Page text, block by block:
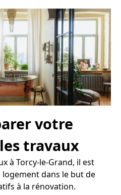
votre
travaux
à Torcy-le-Grand, il est
dans le but de
à la rénovation.